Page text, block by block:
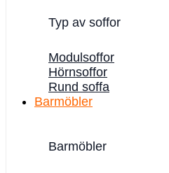
Typ av soffor
Modulsoffor
Hörnsoffor
Rund soffa
Barmöbler
Barmöbler